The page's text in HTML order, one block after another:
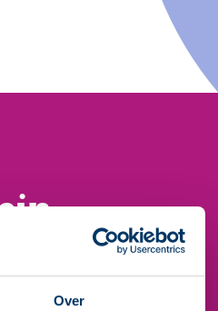
Over
Meld je aan